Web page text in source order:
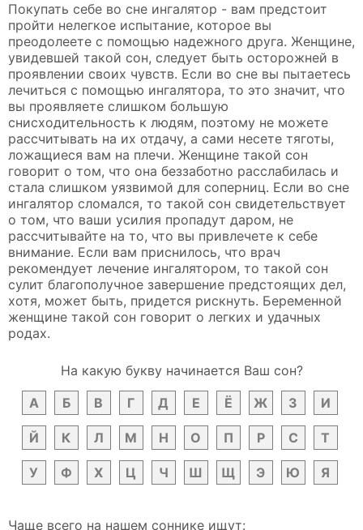
Покупать себе во сне ингалятор - вам предстоит
пройти нелегкое испытание, которое вы
преодолеете с помощью надежного друга. Женщине,
увидевшей такой сон, следует быть осторожней в
проявлении своих чувств. Если во сне вы пытаетесь
лечиться с помощью ингалятора, то это значит, что
вы проявляете слишком большую
снисходительность к людям, поэтому не можете
рассчитывать на их отдачу, а сами несете тяготы,
ложащиеся вам на плечи. Женщине такой сон
говорит о том, что она беззаботно расслабилась и
стала слишком уязвимой для соперниц. Если во сне
ингалятор сломался, то такой сон свидетельствует
о том, что ваши усилия пропадут даром, не
рассчитывайте на то, что вы привлечете к себе
внимание. Если вам приснилось, что врач
рекомендует лечение ингалятором, то такой сон
сулит благополучное завершение предстоящих дел,
хотя, может быть, придется рискнуть. Беременной
женщине такой сон говорит о легких и удачных
родах.
На какую букву начинается Ваш сон?
А
Б В Г Д Е Ё Ж З И
Й К Л М Н О П Р С Т
У Ф Х Ц Ч Ш Щ Э Ю Я
Чаще всего на нашем соннике ищут: